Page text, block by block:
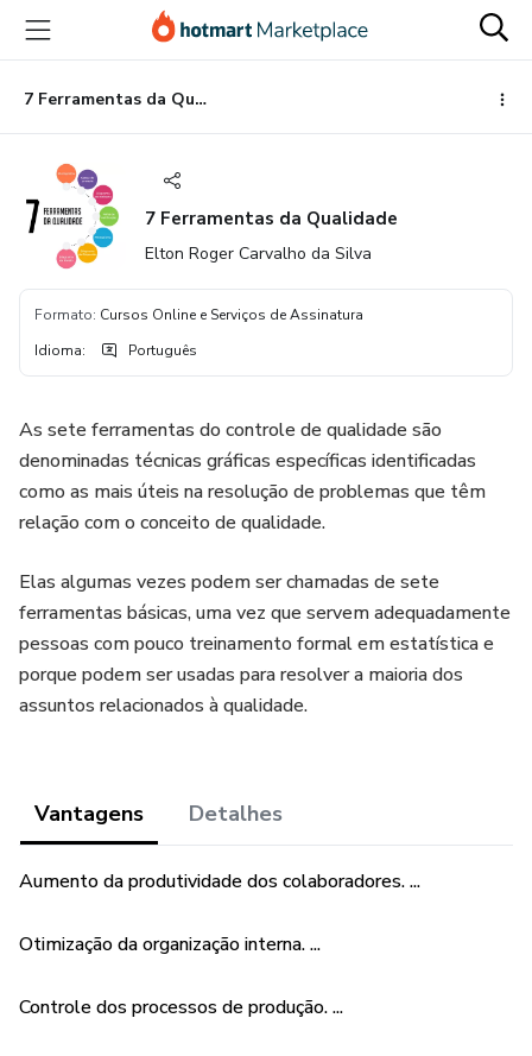
para
conteúdo
principal
para
pagamento
para
rodapé
7 Ferramentas da Qualidade
7 Ferramentas da Qualidade
Elton Roger Carvalho da Silva
Formato: Cursos Online e Serviços de Assinatura
Idioma: Português
As sete ferramentas do controle de qualidade são
denominadas técnicas gráficas específicas identificadas
como as mais úteis na resolução de problemas que têm
relação com o conceito de qualidade.
Elas algumas vezes podem ser chamadas de sete
ferramentas básicas, uma vez que servem adequadamente
pessoas com pouco treinamento formal em estatística e
porque podem ser usadas para resolver a maioria dos
assuntos relacionados à qualidade.
Vantagens Detalhes
Aumento da produtividade dos colaboradores. ...
Otimização da organização interna. ...
Controle dos processos de produção. ...